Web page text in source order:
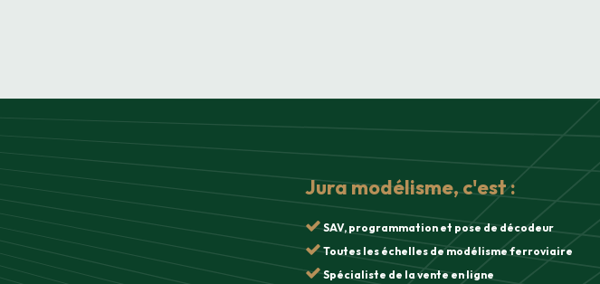
Jura modélisme, c'est :
SAV, programmation et pose de décodeur
Toutes les échelles de modélisme ferroviaire
Spécialiste de la vente en ligne